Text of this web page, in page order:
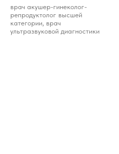
врач акушер-гинеколог-
репродуктолог высшей
категории, врач
ультразвуковой диагностики